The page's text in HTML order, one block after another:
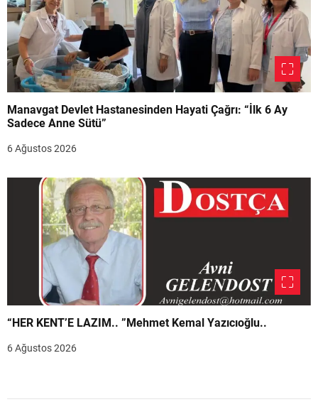
Manavgat Devlet Hastanesinden Hayati Çağrı: “İlk 6 Ay
Sadece Anne Sütü”
6 Ağustos 2026
“HER KENT’E LAZIM.. ”Mehmet Kemal Yazıcıoğlu..
6 Ağustos 2026